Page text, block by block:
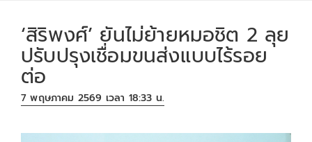
‘สิริพงศ์’ ยันไม่ย้ายหมอชิต 2 ลุย
ปรับปรุงเชื่อมขนส่งแบบไร้รอย
ต่อ
7 พฤษภาคม 2569 เวลา 18:33 น.